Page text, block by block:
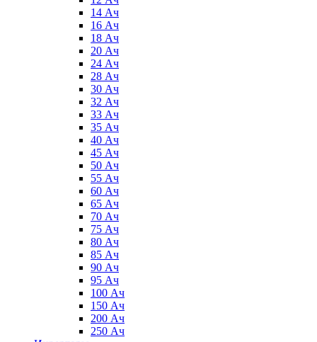
14 Ач
16 Ач
18 Ач
20 Ач
24 Ач
28 Ач
30 Ач
32 Ач
33 Ач
35 Ач
40 Ач
45 Ач
50 Ач
55 Ач
60 Ач
65 Ач
70 Ач
75 Ач
80 Ач
85 Ач
90 Ач
95 Ач
100 Ач
150 Ач
200 Ач
250 Ач